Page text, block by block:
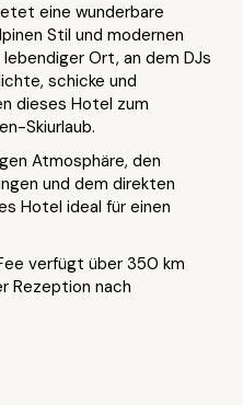
eine wunderbare
Stil und modernen
Ort, an dem DJs
schicke und
dieses Hotel zum
Skiurlaub.
Atmosphäre, den
und dem direkten
Hotel ideal für einen
verfügt über 350 km
Rezeption nach